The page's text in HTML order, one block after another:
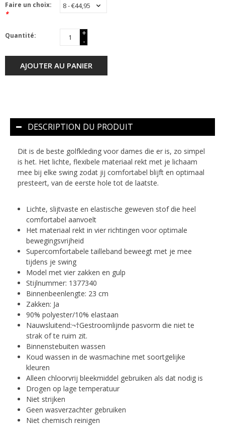
Faire un choix:
*
Quantité:
+
-
AJOUTER AU PANIER
DESCRIPTION DU PRODUIT
Dit is de beste golfkleding voor dames die er is, zo simpel
is het. Het lichte, flexibele materiaal rekt met je lichaam
mee bij elke swing zodat jij comfortabel blijft en optimaal
presteert, van de eerste hole tot de laatste.
Lichte, slijtvaste en elastische geweven stof die heel
comfortabel aanvoelt
Het materiaal rekt in vier richtingen voor optimale
bewegingsvrijheid
Supercomfortabele tailleband beweegt met je mee
tijdens je swing
Model met vier zakken en gulp
Stijlnummer: 1377340
Binnenbeenlengte: 23 cm
Zakken: Ja
90% polyester/10% elastaan
Nauwsluitend:¬†Gestroomlijnde pasvorm die niet te
strak of te ruim zit.
Binnenstebuiten wassen
Koud wassen in de wasmachine met soortgelijke
kleuren
Alleen chloorvrij bleekmiddel gebruiken als dat nodig is
Drogen op lage temperatuur
Niet strijken
Geen wasverzachter gebruiken
Niet chemisch reinigen